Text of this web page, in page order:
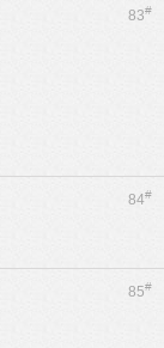
83#
84#
85#